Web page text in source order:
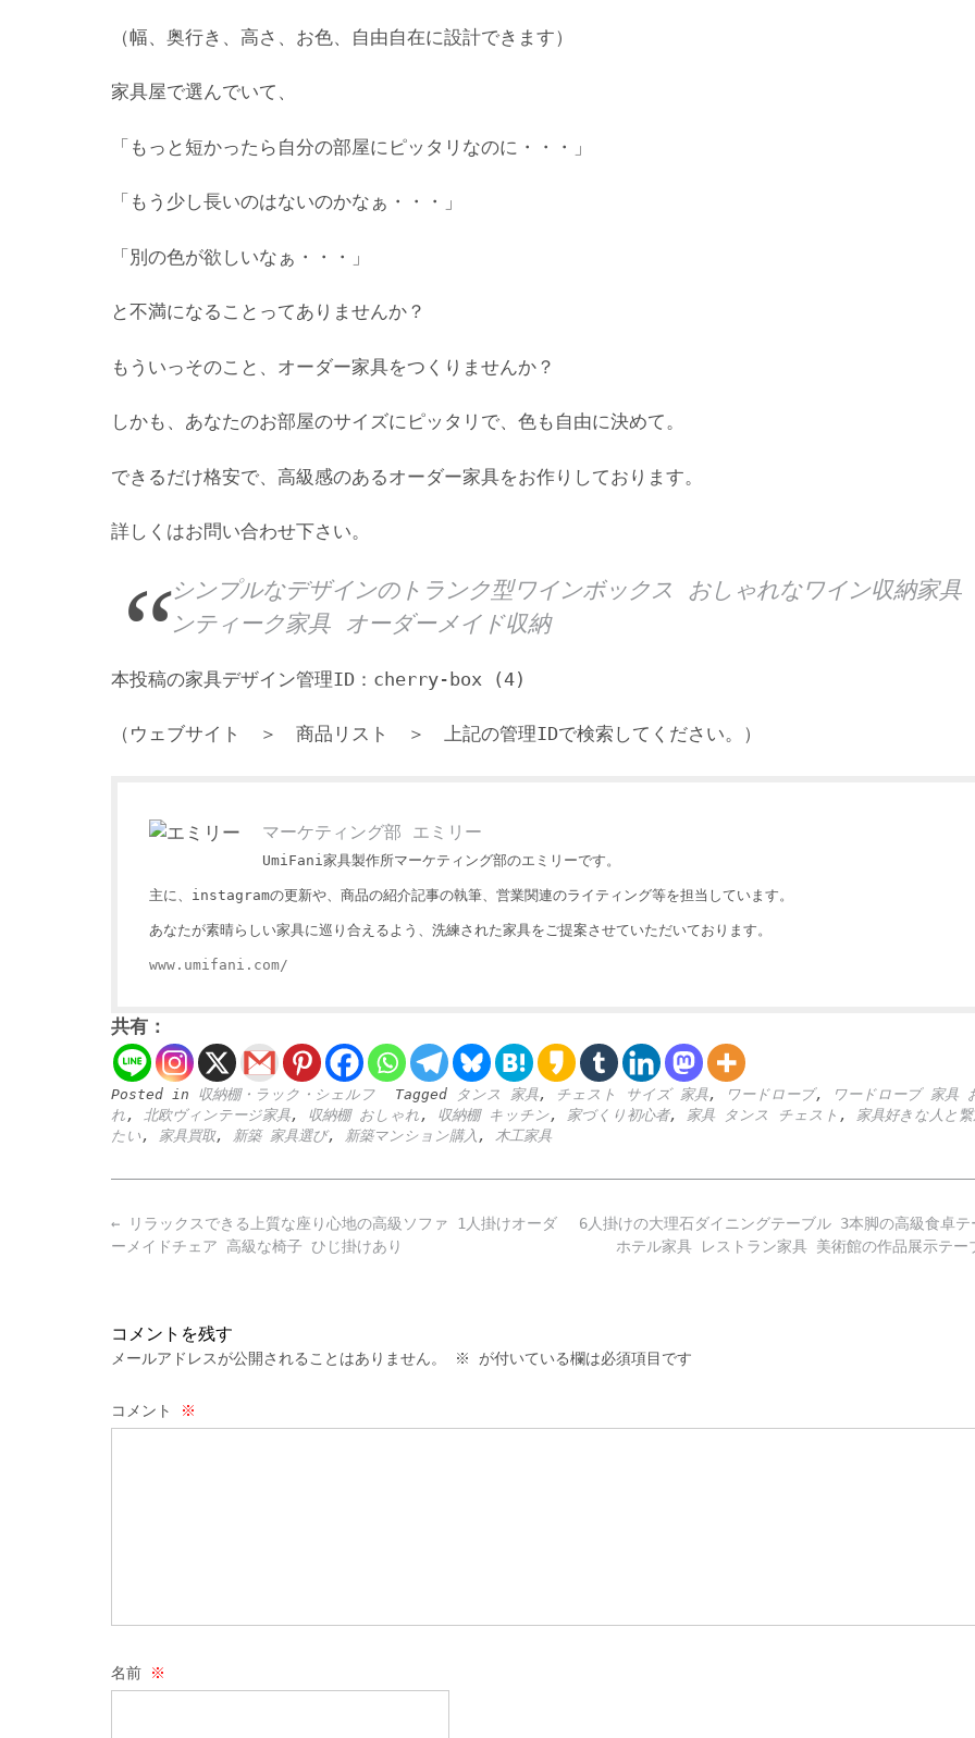
（幅、奥行き、高さ、お色、自由自在に設計できます）
家具屋で選んでいて、
「もっと短かったら自分の部屋にピッタリなのに・・・」
「もう少し長いのはないのかなぁ・・・」
「別の色が欲しいなぁ・・・」
と不満になることってありませんか？
もういっそのこと、オーダー家具をつくりませんか？
しかも、あなたのお部屋のサイズにピッタリで、色も自由に決めて。
できるだけ格安で、高級感のあるオーダー家具をお作りしております。
詳しくはお問い合わせ下さい。
シンプルなデザインのトランク型ワインボックス おしゃれなワイン収納家具
ンティーク家具 オーダーメイド収納
本投稿の家具デザイン管理ID：cherry-box (4)
（ウェブサイト ＞ 商品リスト ＞ 上記の管理IDで検索してください。）
マーケティング部 エミリー
UmiFani家具製作所マーケティング部のエミリーです。
主に、instagramの更新や、商品の紹介記事の執筆、営業関連のライティング等を担当しています。
あなたが素晴らしい家具に巡り合えるよう、洗練された家具をご提案させていただいております。
www.umifani.com/
共有：
Posted in 収納棚・ラック・シェルフ Tagged タンス 家具, チェスト サイズ 家具, ワードローブ,
ワードローブ 家具
れ , 北欧ヴィンテージ家具, 収納棚 おしゃれ , 収納棚 キッチン, 家づくり初心者, 家具 タンス チェスト , 家具好きな人と
たい , 家具買取, 新築 家具選び, 新築マンション購入 , 木工家具
Post
navigation
6人掛けの大理石ダイニングテーブル 3本脚の高級食卓テ
ホテル家具 レストラン家具 美術館の作品展示テ
← リラックスできる上質な座り心地の高級ソファ 1人掛けオーダ
ーメイドチェア 高級な椅子 ひじ掛けあり
コメントを残す
メールアドレスが公開されることはありません。 ※ が付いている欄は必須項目です
コメント ※
名前 ※